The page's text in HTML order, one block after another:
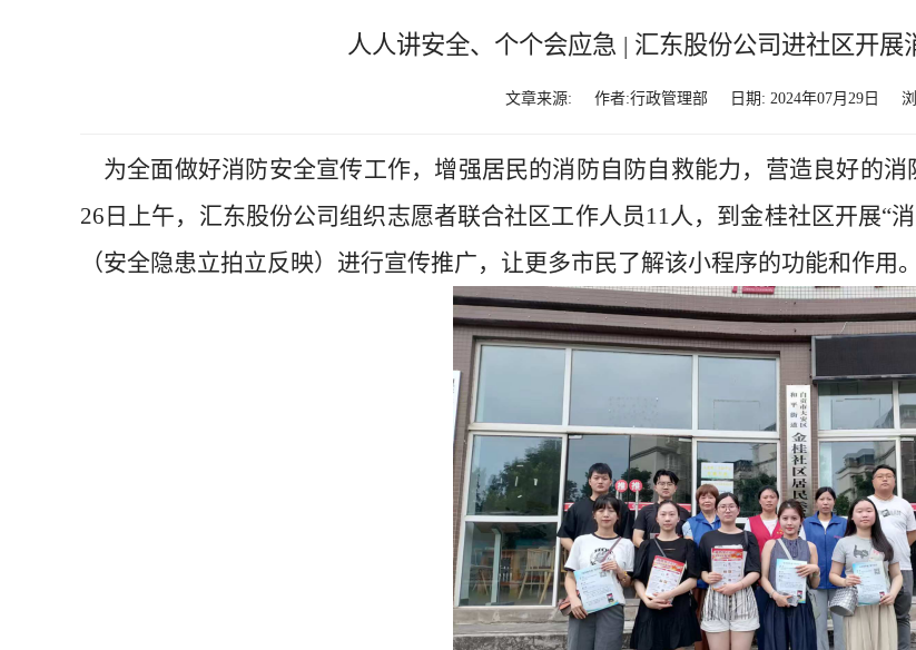
人人讲安全、个个会应急 | 汇东股份公司进社区开展
文章来源: 作者:行政管理部 日期: 2024年07月29日
为全面做好消防安全宣传工作，增强居民的消防自防自救能力，营造良好的
26日上午，汇东股份公司组织志愿者联合社区工作人员11人，到金桂社区开展“
（安全隐患立拍立反映）进行宣传推广，让更多市民了解该小程序的功能和作用。